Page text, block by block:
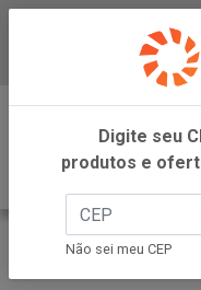
INÍCIO
SC JOHNSON
Digite seu
produtos e
Não sei meu CEP